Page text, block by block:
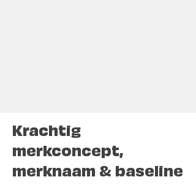
Krachtig
merkconcept,
merknaam & baseline